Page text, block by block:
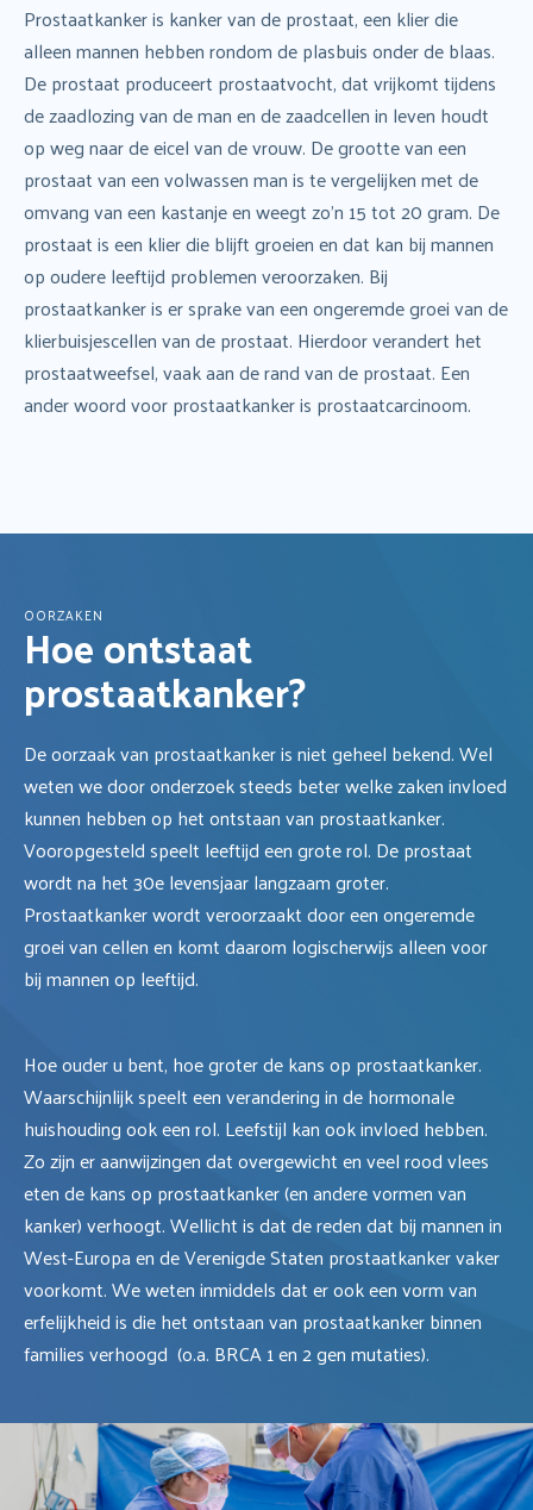
Prostaatkanker is kanker van de prostaat, een klier die
alleen mannen hebben rondom de plasbuis onder de blaas.
De prostaat produceert prostaatvocht, dat vrijkomt tijdens
de zaadlozing van de man en de zaadcellen in leven houdt
op weg naar de eicel van de vrouw. De grootte van een
prostaat van een volwassen man is te vergelijken met de
omvang van een kastanje en weegt zo’n 15 tot 20 gram. De
prostaat is een klier die blijft groeien en dat kan bij mannen
op oudere leeftijd problemen veroorzaken. Bij
prostaatkanker is er sprake van een ongeremde groei van de
klierbuisjescellen van de prostaat. Hierdoor verandert het
prostaatweefsel, vaak aan de rand van de prostaat. Een
ander woord voor prostaatkanker is prostaatcarcinoom.
OORZAKEN
Hoe ontstaat
prostaatkanker?
De oorzaak van prostaatkanker is niet geheel bekend. Wel
weten we door onderzoek steeds beter welke zaken invloed
kunnen hebben op het ontstaan van prostaatkanker.
Vooropgesteld speelt leeftijd een grote rol. De prostaat
wordt na het 30e levensjaar langzaam groter.
Prostaatkanker wordt veroorzaakt door een ongeremde
groei van cellen en komt daarom logischerwijs alleen voor
bij mannen op leeftijd.
Hoe ouder u bent, hoe groter de kans op prostaatkanker.
Waarschijnlijk speelt een verandering in de hormonale
huishouding ook een rol. Leefstijl kan ook invloed hebben.
Zo zijn er aanwijzingen dat overgewicht en veel rood vlees
eten de kans op prostaatkanker (en andere vormen van
kanker) verhoogt. Wellicht is dat de reden dat bij mannen in
West-Europa en de Verenigde Staten prostaatkanker vaker
voorkomt. We weten inmiddels dat er ook een vorm van
erfelijkheid is die het ontstaan van prostaatkanker binnen
families verhoogd (o.a. BRCA 1 en 2 gen mutaties).